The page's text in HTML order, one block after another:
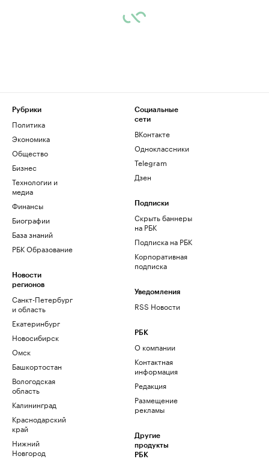
Рубрики
Политика
Экономика
Общество
Бизнес
Технологии и
медиа
Финансы
Биографии
База знаний
РБК Образование
Новости
регионов
Санкт-Петербург
и область
Екатеринбург
Новосибирск
Омск
Башкортостан
Вологодская
область
Калининград
Краснодарский
край
Нижний
Новгород
Социальные
сети
ВКонтакте
Одноклассники
Telegram
Дзен
Подписки
Скрыть баннеры
на РБК
Подписка на РБК
Корпоративная
подписка
Уведомления
RSS Новости
РБК
О компании
Контактная
информация
Редакция
Размещение
рекламы
Другие
продукты
РБК